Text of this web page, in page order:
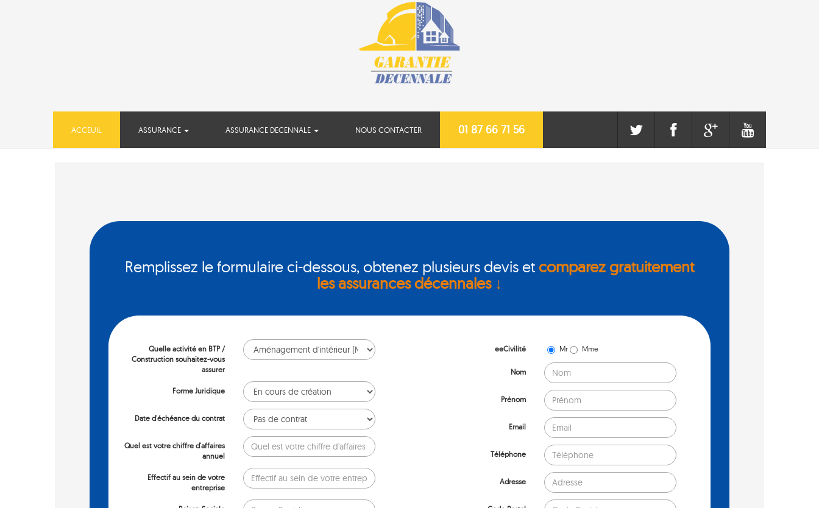
ACCEUIL ASSURANCE ASSURANCE DECENNALE NOUS CONTACTER 01 87 66 71 56
Remplissez le formulaire ci-dessous, obtenez plusieurs devis etcomparez gratuitement
les assurances décennales ↓
Quelle activité en BTP /
Construction souhaitez-vous
assurer
Forme Juridique
Date d'échéance du contrat
Quel est votre chiffre d'affaires
annuel
Effectif au sein de votre
entreprise
eeCivilité Mr Mme
Nom
Prénom
Email
Téléphone
Adresse